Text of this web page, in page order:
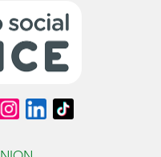
SíguenosSíguenos
en
(se
Síguenos
en